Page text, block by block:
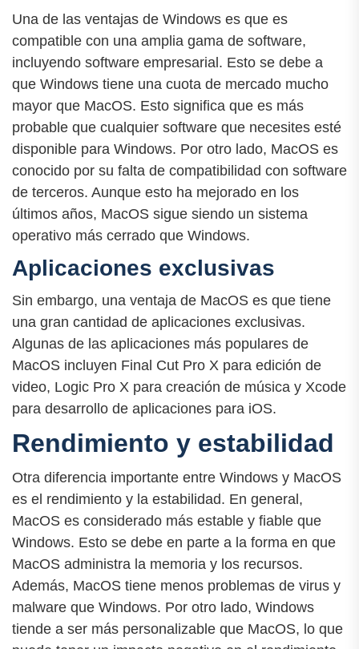
Una de las ventajas de Windows es que es
compatible con una amplia gama de software,
incluyendo software empresarial. Esto se debe a
que Windows tiene una cuota de mercado mucho
mayor que MacOS. Esto significa que es más
probable que cualquier software que necesites esté
disponible para Windows. Por otro lado, MacOS es
conocido por su falta de compatibilidad con software
de terceros. Aunque esto ha mejorado en los
últimos años, MacOS sigue siendo un sistema
operativo más cerrado que Windows.
Aplicaciones exclusivas
Sin embargo, una ventaja de MacOS es que tiene
una gran cantidad de aplicaciones exclusivas.
Algunas de las aplicaciones más populares de
MacOS incluyen Final Cut Pro X para edición de
video, Logic Pro X para creación de música y Xcode
para desarrollo de aplicaciones para iOS.
Rendimiento y estabilidad
Otra diferencia importante entre Windows y MacOS
es el rendimiento y la estabilidad. En general,
MacOS es considerado más estable y fiable que
Windows. Esto se debe en parte a la forma en que
MacOS administra la memoria y los recursos.
Además, MacOS tiene menos problemas de virus y
malware que Windows. Por otro lado, Windows
tiende a ser más personalizable que MacOS, lo que